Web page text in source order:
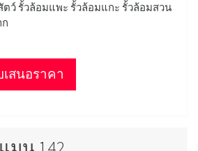
ตว์ รั้วล้อมแพะ รั้วล้อมแกะ รั้วล้อมสวน
สนอราคา